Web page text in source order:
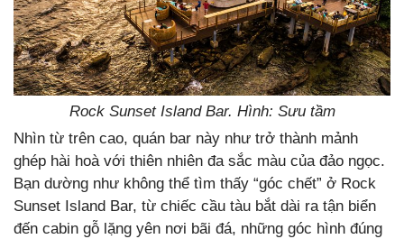
Rock Sunset Island Bar. Hình: Sưu tầm
Nhìn từ trên cao, quán bar này như trở thành mảnh
ghép hài hoà với thiên nhiên đa sắc màu của đảo ngọc.
Bạn dường như không thể tìm thấy “góc chết” ở Rock
Sunset Island Bar, từ chiếc cầu tàu bắt dài ra tận biển
đến cabin gỗ lặng yên nơi bãi đá, những góc hình đúng